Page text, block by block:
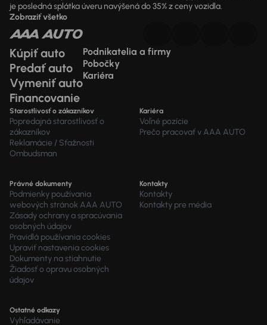
je posledná splátka úveru navýšená do 35% z ceny vozidla.
Zobraziť všetko
Kúpiť auto
Predať auto
Vymeniť auto
Financovanie
Podnikatelia a firmy
Pobočky
Kariéra
Starostlivosť o zákazníkov
Popredajná starostlivosť o
zákazníkov
Reklamácie / Sťažnosti
Ombudsman
Kariéra
Voľné pozície
Prečo pracovať v AAA AUTO
Právné dokumenty
Podmienky používania
webových stránok AAA AUTO
Zásady ochrany a spracúvania
osobných údajov
Pravidlá používania cookies
Upraviť nastavenia cookies
Dokumenty na stiahnutie
Žiadosť o opravu osobných
údajov
Kontakty
Kontakty
Kontakty pre média
Ostatné odkazy
Vyhľadávanie